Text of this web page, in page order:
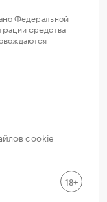
Федеральной
средства
cookie
18+